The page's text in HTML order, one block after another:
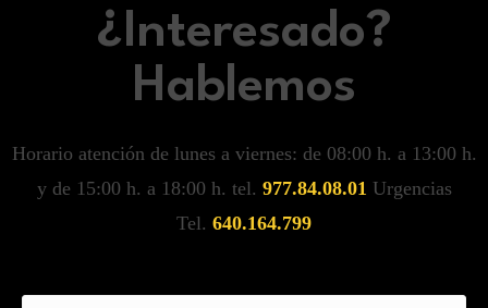
¿Interesado?
Hablemos
Horario atención de lunes a viernes: de 08:00 h. a 13:00 h.
y de 15:00 h. a 18:00 h. tel. 977.84.08.01 Urgencias
Tel. 640.164.799